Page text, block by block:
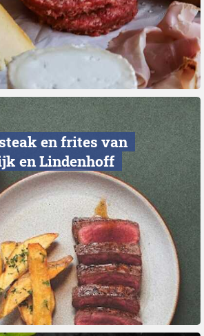
en frites van
en Lindenhoff